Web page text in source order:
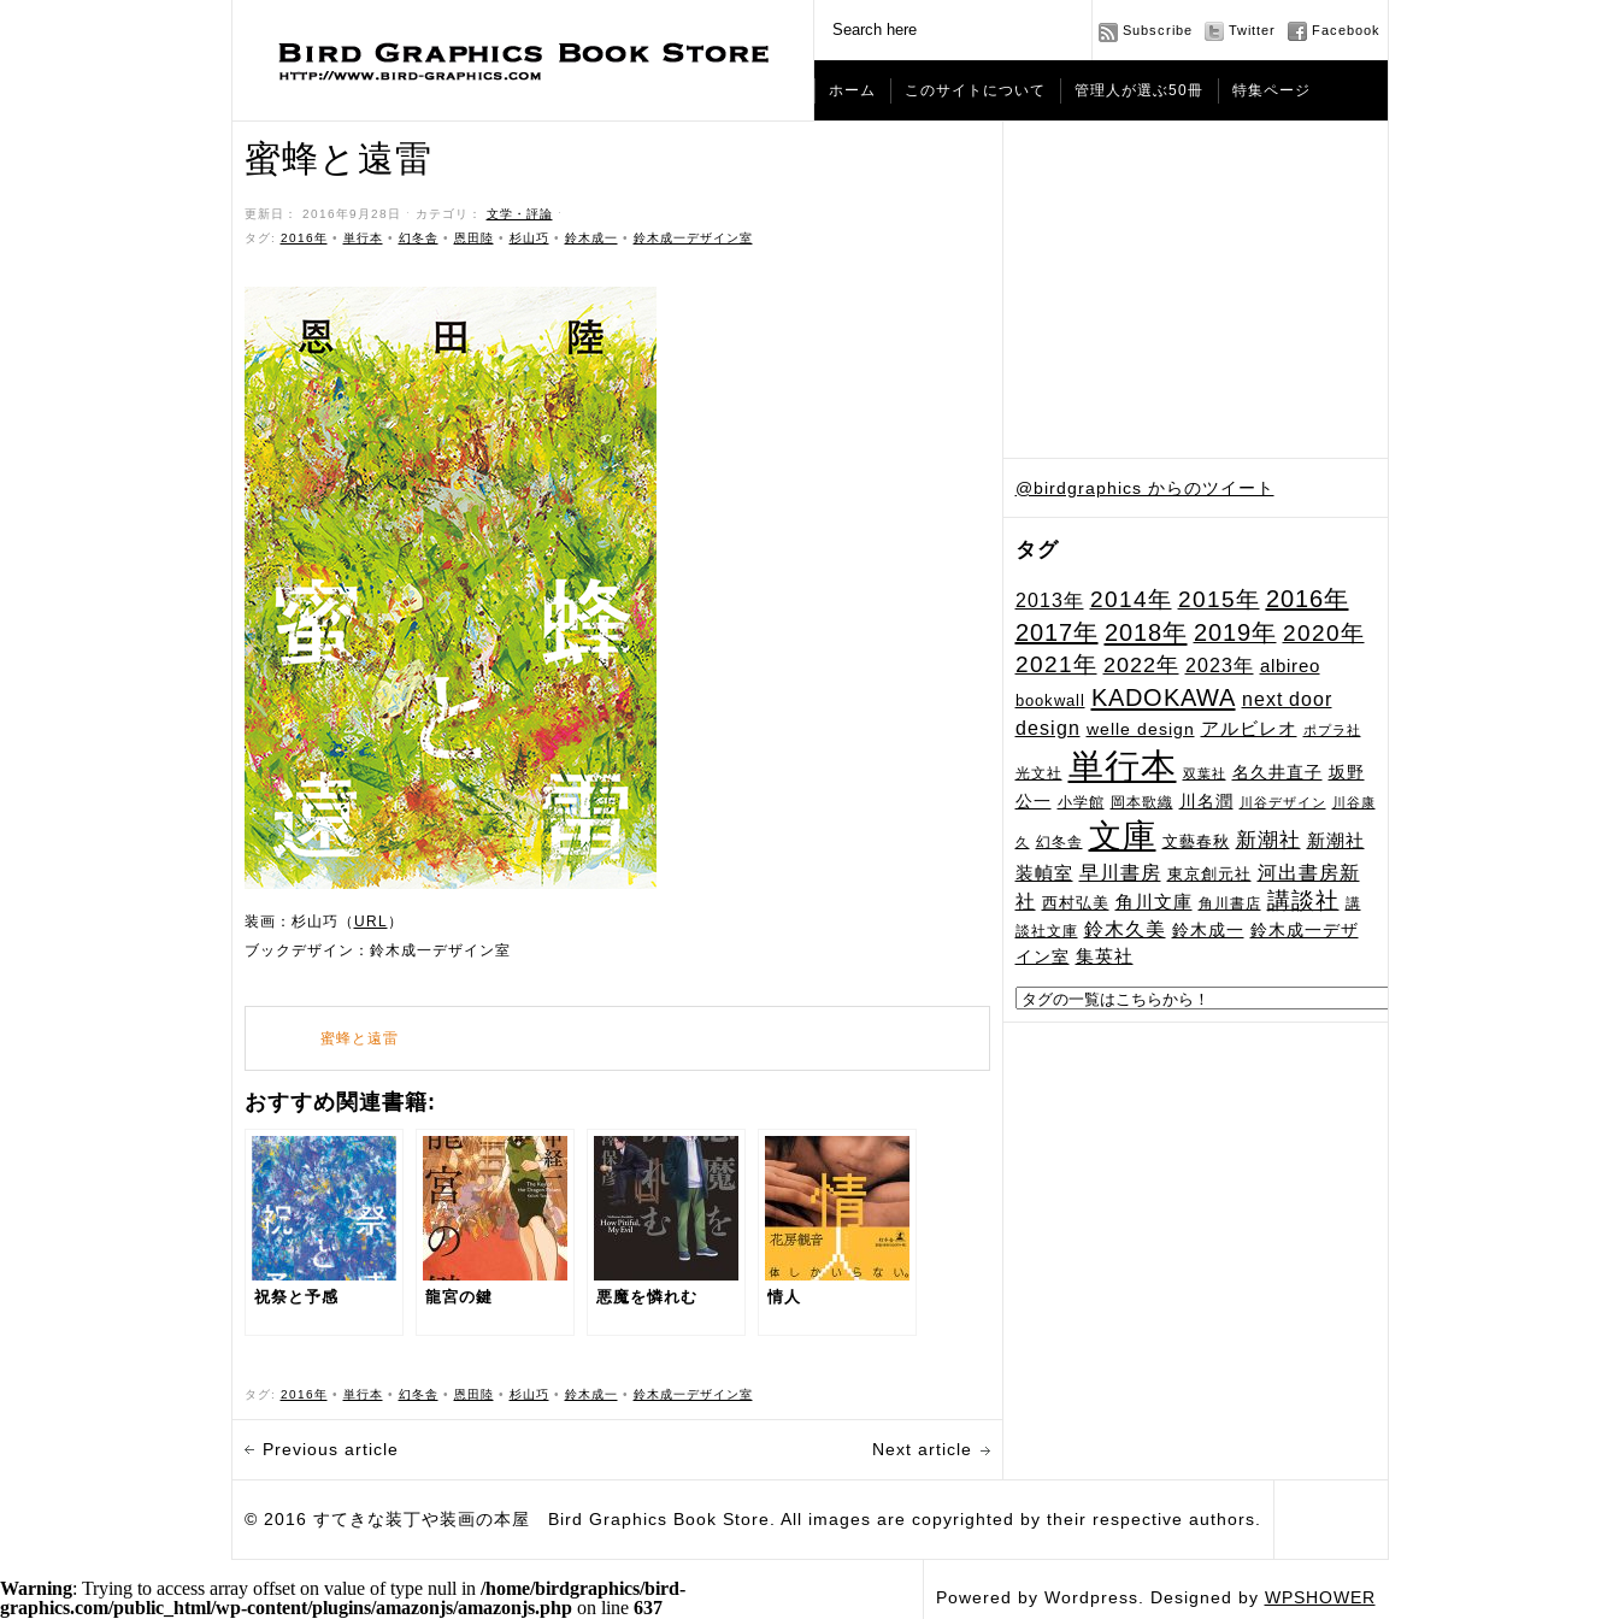
Subscribe Twitter Facebook
ホーム このサイトについて 管理人が選ぶ50冊 特集ページ
@birdgraphics からのツイート
タグ
2013年 2014年 2015年 2016年
2017年 2018年 2019年 2020年
2021年 2022年 2023年 albireo
bookwall KADOKAWA next door
design welle design アルビレオ ポプラ社
光文社 単行本 双葉社 名久井直子 坂野
公一 小学館 岡本歌織 川名潤 川谷デザイン 川谷康
久 幻冬舎 文庫 文藝春秋 新潮社 新潮社
装幀室 早川書房 東京創元社 河出書房新
社 西村弘美 角川文庫 角川書店 講談社 講
談社文庫 鈴木久美 鈴木成一 鈴木成一デザ
イン室 集英社
蜜蜂と遠雷
更新日： 2016年9月28日 ˑ カテゴリ： 文学・評論 ˑ
タグ: 2016年 • 単行本 • 幻冬舎 • 恩田陸 • 杉山巧 • 鈴木成一 • 鈴木成一デザイン室
装画：杉山巧（ URL ）
ブックデザイン：鈴木成一デザイン室
蜜蜂と遠雷
おすすめ関連書籍:
祝祭と予感 龍宮の鍵 悪魔を憐れむ 情人
タグ: 2016年 • 単行本 • 幻冬舎 • 恩田陸 • 杉山巧 • 鈴木成一 • 鈴木成一デザイン室
Previous article Next article
© 2016 すてきな装丁や装画の本屋 Bird Graphics Book Store. All images are copyrighted by their respective authors.
Powered by Wordpress. Designed by WPSHOWER
Warning: Trying to access array offset on value of type null in /home/birdgraphics/bird-
graphics.com/public_html/wp-content/plugins/amazonjs/amazonjs.php on line 637